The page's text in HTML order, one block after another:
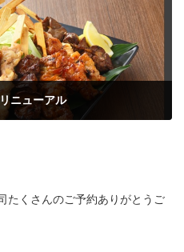
ニューアル
たくさんのご予約ありがとうご